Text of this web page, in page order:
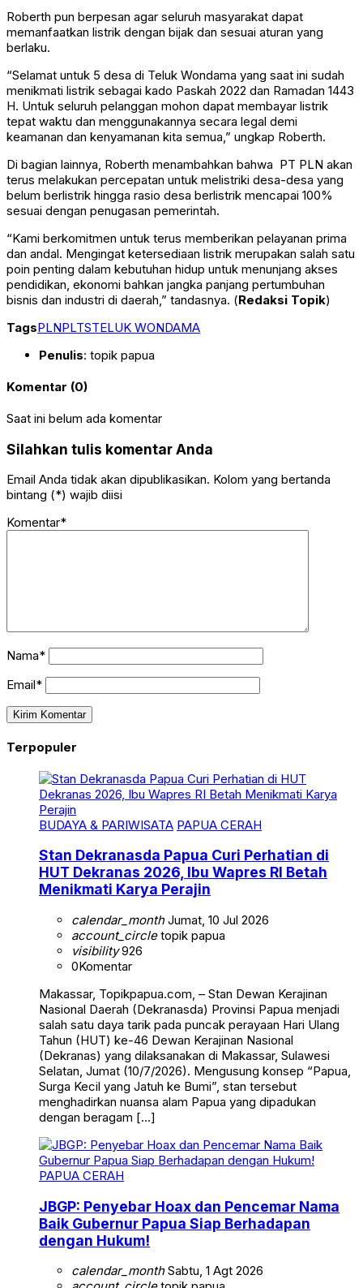
Roberth pun berpesan agar seluruh masyarakat dapat
memanfaatkan listrik dengan bijak dan sesuai aturan yang
berlaku.
“Selamat untuk 5 desa di Teluk Wondama yang saat ini sudah
menikmati listrik sebagai kado Paskah 2022 dan Ramadan 1443
H. Untuk seluruh pelanggan mohon dapat membayar listrik
tepat waktu dan menggunakannya secara legal demi
keamanan dan kenyamanan kita semua,” ungkap Roberth.
Di bagian lainnya, Roberth menambahkan bahwa PT PLN akan
terus melakukan percepatan untuk melistriki desa-desa yang
belum berlistrik hingga rasio desa berlistrik mencapai 100%
sesuai dengan penugasan pemerintah.
“Kami berkomitmen untuk terus memberikan pelayanan prima
dan andal. Mengingat ketersediaan listrik merupakan salah satu
poin penting dalam kebutuhan hidup untuk menunjang akses
pendidikan, ekonomi bahkan jangka panjang pertumbuhan
bisnis dan industri di daerah,” tandasnya. (Redaksi Topik)
TagsPLNPLTSTELUK WONDAMA
Penulis: topik papua
Komentar (0)
Saat ini belum ada komentar
Silahkan tulis komentar Anda
Email Anda tidak akan dipublikasikan. Kolom yang bertanda
bintang (*) wajib diisi
Komentar*
Nama*
Email*
Terpopuler
BUDAYA & PARIWISATA PAPUA CERAH
Stan Dekranasda Papua Curi Perhatian di
HUT Dekranas 2026, Ibu Wapres RI Betah
Menikmati Karya Perajin
calendar_monthJumat, 10 Jul 2026
account_circletopik papua
visibility926
0Komentar
Makassar, Topikpapua.com, – Stan Dewan Kerajinan
Nasional Daerah (Dekranasda) Provinsi Papua menjadi
salah satu daya tarik pada puncak perayaan Hari Ulang
Tahun (HUT) ke-46 Dewan Kerajinan Nasional
(Dekranas) yang dilaksanakan di Makassar, Sulawesi
Selatan, Jumat (10/7/2026). Mengusung konsep “Papua,
Surga Kecil yang Jatuh ke Bumi”, stan tersebut
menghadirkan nuansa alam Papua yang dipadukan
dengan beragam […]
PAPUA CERAH
JBGP: Penyebar Hoax dan Pencemar Nama
Baik Gubernur Papua Siap Berhadapan
dengan Hukum!
calendar_monthSabtu, 1 Agt 2026